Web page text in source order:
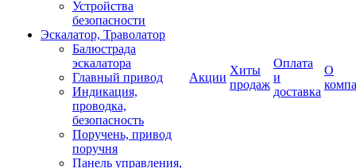
Устройства
безопасности
Эскалатор, Траволатор
Балюстрада
эскалатора
Главный привод
Индикация,
проводка,
безопасность
Поручень, привод
поручня
Панель управления,
Акции
Хиты
продаж
Оплата
и
доставка
О